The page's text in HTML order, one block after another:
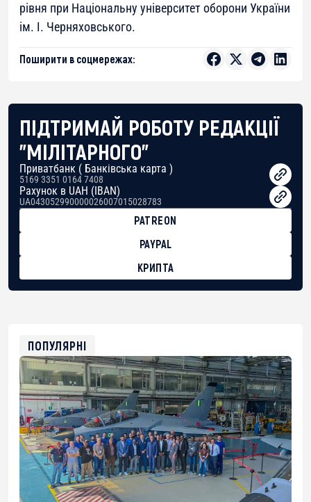
рівня при Національну університет оборони України
ім. І. Черняховського.
Поширити в соцмережах:
ПІДТРИМАЙ РОБОТУ РЕДАКЦІЇ
"МІЛІТАРНОГО"
Приватбанк ( Банківська карта )
5169 3351 0164 7408
Рахунок в UAH (IBAN)
UA043052990000026007015028783
PATREON
PAYPAL
КРИПТА
0xfD02863D3289416fcF50975c9DFda13623f97758
ПОПУЛЯРНІ